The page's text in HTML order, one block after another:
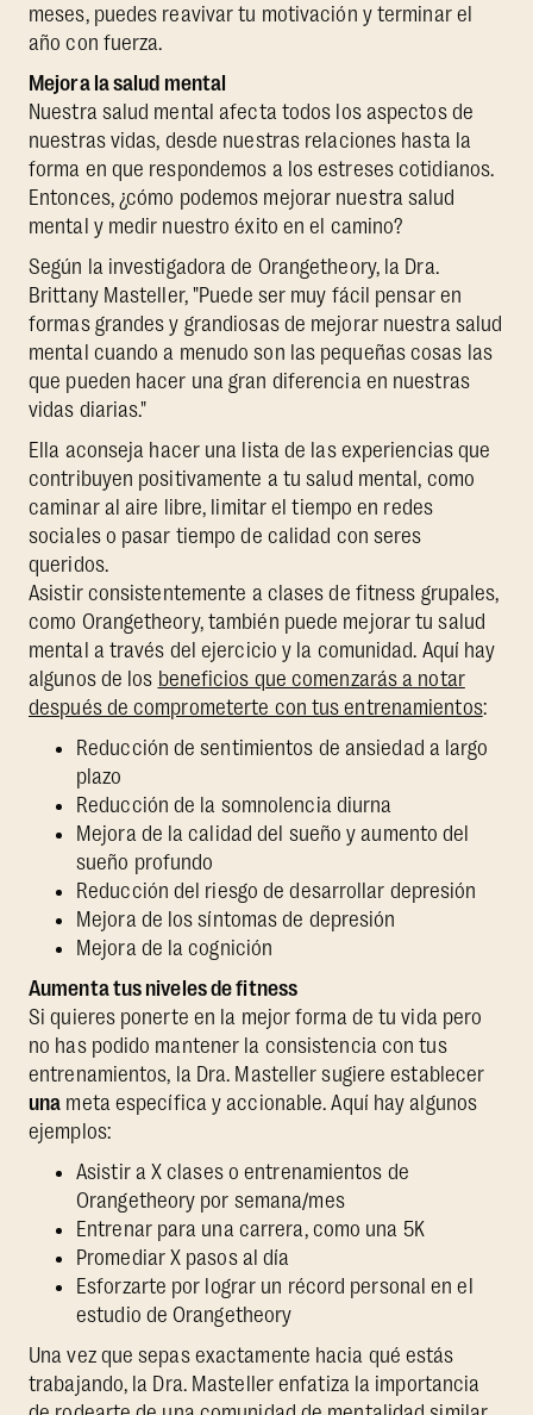
meses, puedes reavivar tu motivación y terminar el
año con fuerza.
Mejora la salud mental
Nuestra salud mental afecta todos los aspectos de
nuestras vidas, desde nuestras relaciones hasta la
forma en que respondemos a los estreses cotidianos.
Entonces, ¿cómo podemos mejorar nuestra salud
mental y medir nuestro éxito en el camino?
Según la investigadora de Orangetheory, la Dra.
Brittany Masteller, "Puede ser muy fácil pensar en
formas grandes y grandiosas de mejorar nuestra salud
mental cuando a menudo son las pequeñas cosas las
que pueden hacer una gran diferencia en nuestras
vidas diarias."
Ella aconseja hacer una lista de las experiencias que
contribuyen positivamente a tu salud mental, como
caminar al aire libre, limitar el tiempo en redes
sociales o pasar tiempo de calidad con seres
queridos.
Asistir consistentemente a clases de fitness grupales,
como Orangetheory, también puede mejorar tu salud
mental a través del ejercicio y la comunidad. Aquí hay
algunos de los beneficios que comenzarás a notar
después de comprometerte con tus entrenamientos:
Reducción de sentimientos de ansiedad a largo
plazo
Reducción de la somnolencia diurna
Mejora de la calidad del sueño y aumento del
sueño profundo
Reducción del riesgo de desarrollar depresión
Mejora de los síntomas de depresión
Mejora de la cognición
Aumenta tus niveles de fitness
Si quieres ponerte en la mejor forma de tu vida pero
no has podido mantener la consistencia con tus
entrenamientos, la Dra. Masteller sugiere establecer
una meta específica y accionable. Aquí hay algunos
ejemplos:
Asistir a X clases o entrenamientos de
Orangetheory por semana/mes
Entrenar para una carrera, como una 5K
Promediar X pasos al día
Esforzarte por lograr un récord personal en el
estudio de Orangetheory
Una vez que sepas exactamente hacia qué estás
trabajando, la Dra. Masteller enfatiza la importancia